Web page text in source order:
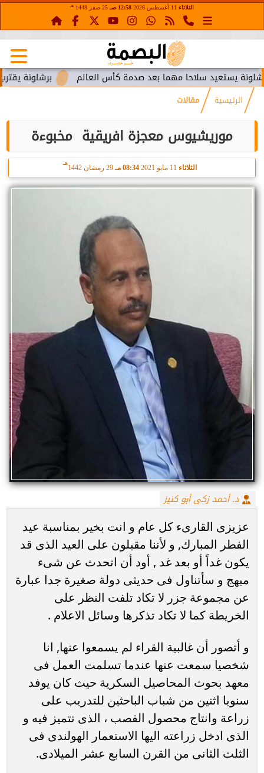
الثلاثاء 12:58 صـ 25 صفر 1448 هـ
برشلونة يقترب من سلاحا مهما بعد صدمة كأس العالم
الرئيسية مقالات
موريشيوس معجزة افريقية مخبوءة
الثلاثاء 08:34 مـ 29 رمضان 1442
هـ
د. أحمد زكى أبو كنيز
عزيزى القارىء كل عام و انت بخير بمناسبة عيد
الفطر المبارك, و لأننا مقبلون على العيد الذى قد
يكون غداً أو بعد غد , أود أن اتحدث عن شىء
مبهج و سأتناول فى حديثى دولة صغيرة جدا عبارة
عن مجموعة جزر لا تكاد تلفت النظر على
الخريطة كما لا تكاد تذكرها وسائل الاعلام .
و أتصور أن غالبية القراء لم يسمعوا عنها, انا
شخصيا سمعت عنها عندما تسلمت العمل فى
معهد بحوث المحاصيل السكرية حيث كان يوفد
سنويا اثنين من شباب الباحثين للتدريب على
زراعة وانتاج محصول القصب ، الذى تتميز فيه و
الذى ادخل زراعته اليها الاستعمار الهولندى فى
الثلث الثانى من القرن السابع عشر الميلادى.